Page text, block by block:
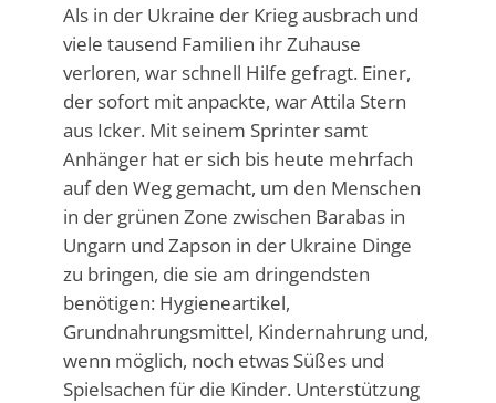
Als in der Ukraine der Krieg ausbrach und
viele tausend Familien ihr Zuhause
verloren, war schnell Hilfe gefragt. Einer,
der sofort mit anpackte, war Attila Stern
aus Icker. Mit seinem Sprinter samt
Anhänger hat er sich bis heute mehrfach
auf den Weg gemacht, um den Menschen
in der grünen Zone zwischen Barabas in
Ungarn und Zapson in der Ukraine Dinge
zu bringen, die sie am dringendsten
benötigen: Hygieneartikel,
Grundnahrungsmittel, Kindernahrung und,
wenn möglich, noch etwas Süßes und
Spielsachen für die Kinder. Unterstützung